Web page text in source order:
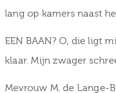
lang op kamers naast
EEN BAAN? O, die ligt
klaar. Mijn zwager
Mevrouw M. de Lange-